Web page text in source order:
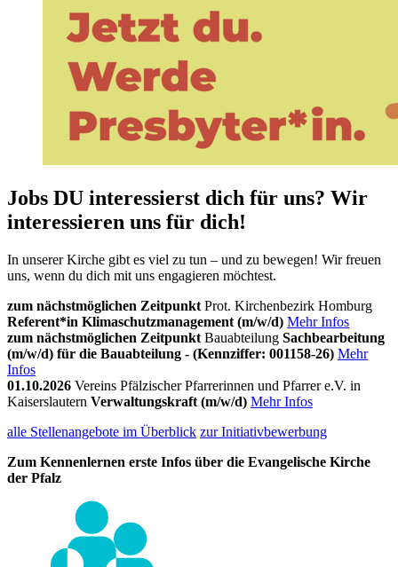
Jobs DU interessierst dich für uns? Wir
interessieren uns für dich!
In unserer Kirche gibt es viel zu tun – und zu bewegen! Wir freuen
uns, wenn du dich mit uns engagieren möchtest.
zum nächstmöglichen Zeitpunkt Prot. Kirchenbezirk Homburg
Referent*in Klimaschutzmanagement (m/w/d) Mehr Infos
zum nächstmöglichen Zeitpunkt Bauabteilung Sachbearbeitung
(m/w/d) für die Bauabteilung - (Kennziffer: 001158-26) Mehr
Infos
01.10.2026 Vereins Pfälzischer Pfarrerinnen und Pfarrer e.V. in
Kaiserslautern Verwaltungskraft (m/w/d) Mehr Infos
alle Stellenangebote im Überblick zur Initiativbewerbung
Zum Kennenlernen erste Infos über die Evangelische Kirche
der Pfalz